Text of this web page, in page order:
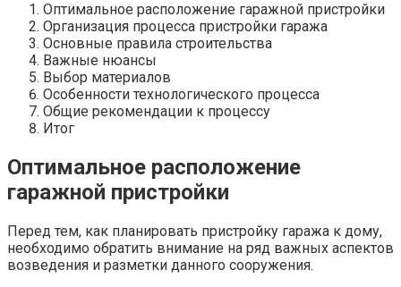
Оптимальное расположение гаражной пристройки
Организация процесса пристройки гаража
Основные правила строительства
Важные нюансы
Выбор материалов
Особенности технологического процесса
Общие рекомендации к процессу
Итог
Оптимальное расположение
гаражной пристройки
Перед тем, как планировать пристройку гаража к дому,
необходимо обратить внимание на ряд важных аспектов
возведения и разметки данного сооружения.